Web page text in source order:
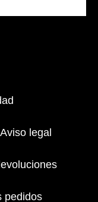
Aviso legal
pedidos